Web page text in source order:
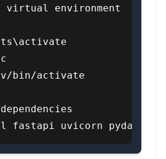
virtual environment
bin/activate
fastapi uvicorn pydantic